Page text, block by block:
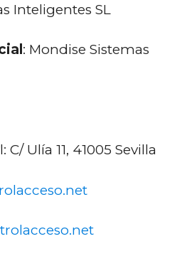
Inteligentes SL
: Mondise Sistemas
l: C/ Ulía 11, 41005 Sevilla